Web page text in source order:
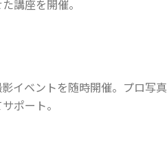
講座を開催。
イベントを随時開催。プロ写真
ポート。